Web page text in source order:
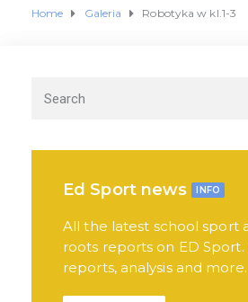
Home Galeria Robotyka w kl.1-3
Ed Sport news INFO
All the latest school sport
roots reports on ED Sport.
reports, analysis and more.